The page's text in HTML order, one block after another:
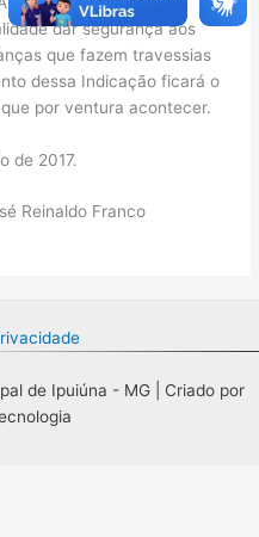
dar segurança aos
que fazem travessias
dessa Indicação ficará o
por ventura acontecer.
de 2017.
Reinaldo Franco
de Ipuiúna - MG | Criado por